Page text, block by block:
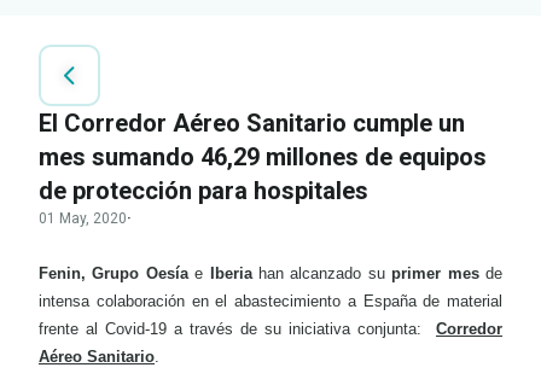
El Corredor Aéreo Sanitario cumple un
mes sumando 46,29 millones de equipos
de protección para hospitales
01 May, 2020·
Fenin, Grupo Oesíae Iberia han alcanzado suprimer mesde
intensa colaboración en el abastecimiento a España de material
frente al Covid-19 a través de su iniciativa conjunta: Corredor
Aéreo Sanitario.